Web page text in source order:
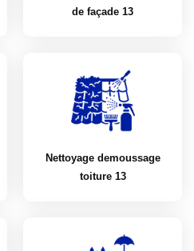
de façade 13
Nettoyage demoussage
toiture 13